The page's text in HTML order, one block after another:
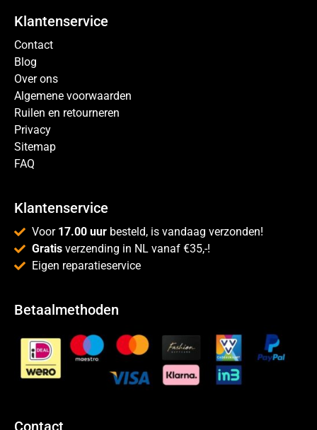
Klantenservice
Contact
Blog
Over ons
Algemene voorwaarden
Ruilen en retourneren
Privacy
Sitemap
FAQ
Klantenservice
Voor 17.00 uur besteld, is vandaag verzonden!
Gratis verzending in NL vanaf €35,-!
Eigen reparatieservice
Betaalmethoden
Contact